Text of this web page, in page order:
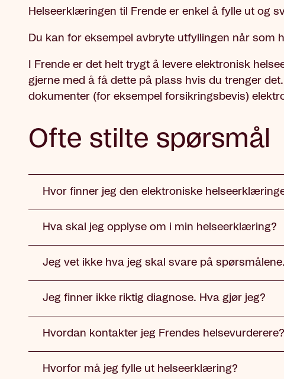
Helseerklæringen til Frende er enkel å fylle ut og
Du kan for eksempel avbryte utfyllingen når som
I Frende er det helt trygt å levere elektronisk
gjerne med å få dette på plass hvis du trenger
dokumenter (for eksempel forsikringsbevis)
Ofte stilte spørsmål
Hvor finner jeg den elektroniske
Hva skal jeg opplyse om i min helseerklæring?
Jeg vet ikke hva jeg skal svare på
Jeg finner ikke riktig diagnose. Hva gjør jeg?
Hvordan kontakter jeg Frendes helsevurderere?
Hvorfor må jeg fylle ut helseerklæring?